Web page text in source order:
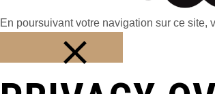
En poursuivant votre navigation sur ce site,